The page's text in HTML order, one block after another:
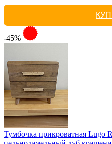
-45%
Тумбочка прикроватная Lugo